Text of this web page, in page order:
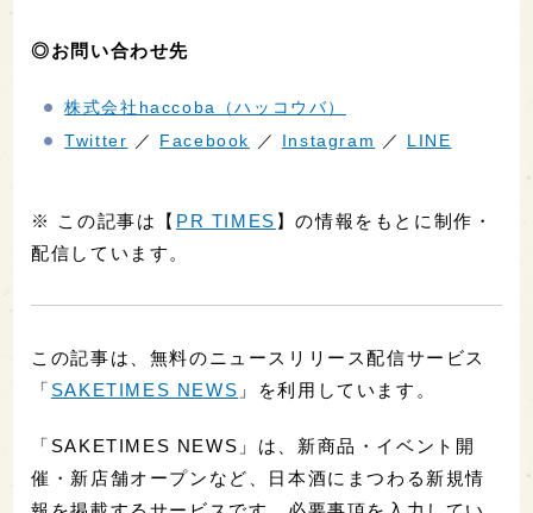
◎お問い合わせ先
株式会社haccoba（ハッコウバ）
Twitter ／ Facebook ／ Instagram ／ LINE
※ この記事は【 PR TIMES 】の情報をもとに制作・
配信しています。
この記事は、無料のニュースリリース配信サービス
「 SAKETIMES NEWS 」を利用しています。
「SAKETIMES NEWS」は、新商品・イベント開
催・新店舗オープンなど、日本酒にまつわる新規情